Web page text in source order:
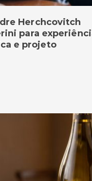
Herchcovitch
para
e projeto